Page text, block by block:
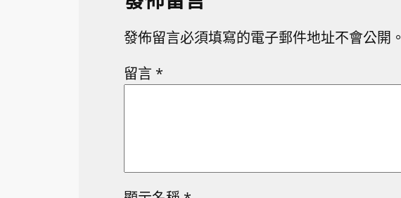
發佈留言必須填寫的電子郵件地址不會公開。
留言 *